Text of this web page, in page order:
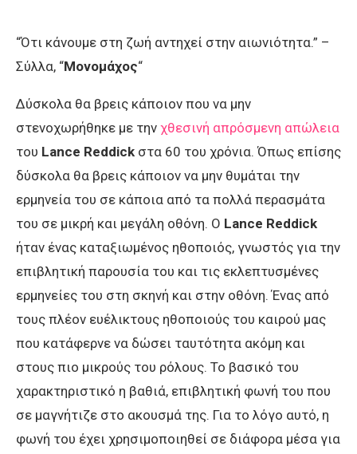
“Ότι κάνουμε στη ζωή αντηχεί στην αιωνιότητα.” –
Σύλλα, “Μονομάχος“
Δύσκολα θα βρεις κάποιον που να μην
στενοχωρήθηκε με την χθεσινή απρόσμενη απώλεια
του Lance Reddick στα 60 του χρόνια. Όπως επίσης
δύσκολα θα βρεις κάποιον να μην θυμάται την
ερμηνεία του σε κάποια από τα πολλά περασμάτα
του σε μικρή και μεγάλη οθόνη. Ο Lance Reddick
ήταν ένας καταξιωμένος ηθοποιός, γνωστός για την
επιβλητική παρουσία του και τις εκλεπτυσμένες
ερμηνείες του στη σκηνή και στην οθόνη. Ένας από
τους πλέον ευέλικτους ηθοποιούς του καιρού μας
που κατάφερνε να δώσει ταυτότητα ακόμη και
στους πιο μικρούς του ρόλους. Το βασικό του
χαρακτηριστικό η βαθιά, επιβλητική φωνή του που
σε μαγνήτιζε στο ακουσμά της. Για το λόγο αυτό, η
φωνή του έχει χρησιμοποιηθεί σε διάφορα μέσα για